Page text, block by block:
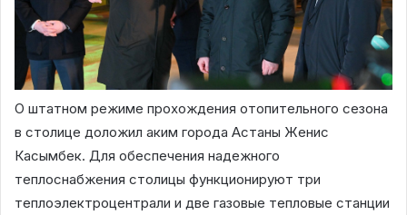
О штатном режиме прохождения отопительного сезона
в столице доложил аким города Астаны Женис
Касымбек. Для обеспечения надежного
теплоснабжения столицы функционируют три
теплоэлектроцентрали и две газовые тепловые станции